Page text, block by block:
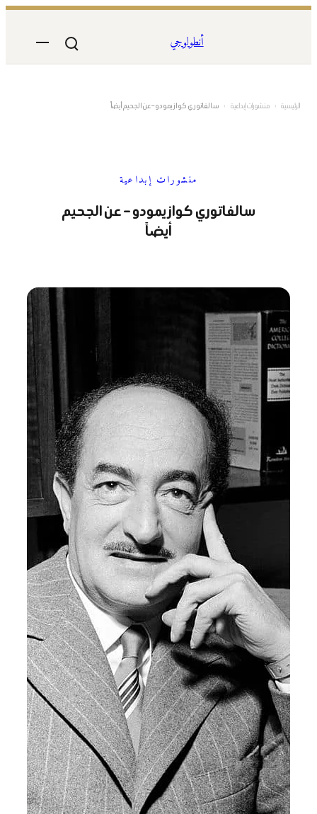
المحتوى
أنطولوجي
الرئيسية › منشورات إبداعية › سالفاتوري كوازيمودو – عن الجحيم أيضاً
منشورات إبداعية
سالفاتوري كوازيمودو – عن الجحيم
أيضاً